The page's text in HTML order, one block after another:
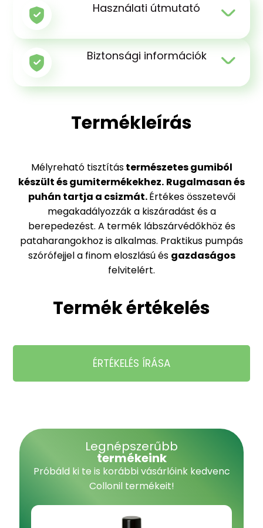
Használati útmutató
Biztonsági információk
Termékleírás
Mélyreható tisztítástermészetes gumiból
készült és gumitermékekhez. Rugalmasan és
puhán tartja a csizmát.Értékes összetevői
megakadályozzák a kiszáradást és a
berepedezést. A termék lábszárvédőkhöz és
pataharangokhoz is alkalmas. Praktikus pumpás
szórófejjel a finom eloszlású és gazdaságos
felvitelért.
Termék értékelés
ÉRTÉKELÉS ÍRÁSA
Legnépszerűbb
termékeink
Próbáld ki te is korábbi vásárlóink kedvenc
Collonil termékeit!